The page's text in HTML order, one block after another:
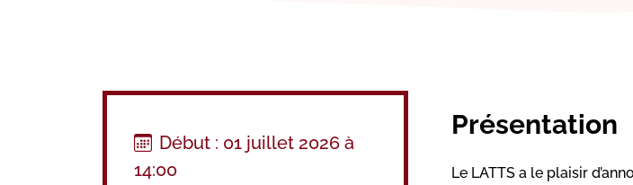
Début : 01 juillet 2026 à
14:00
Présentation
Le LATTS a le plaisir